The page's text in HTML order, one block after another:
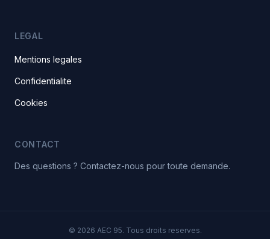
LEGAL
Mentions legales
Confidentialite
Cookies
CONTACT
Des questions ? Contactez-nous pour toute demande.
© 2026 AEC 95. Tous droits reserves.